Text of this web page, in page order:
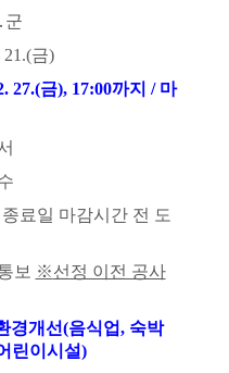
․ 군
21.(금)
27.(금), 17:00까지 / 마
료일 마감시간 전 도
보 ※선정 이전 공사
경개선(음식업, 숙박
린이시설)